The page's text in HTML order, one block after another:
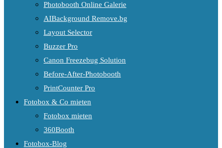
Photobooth Online Galerie
AIBackground Remove.bg
Layout Selector
Buzzer Pro
Canon Freezebug Solution
Before-After-Photobooth
PrintCounter Pro
Fotobox & Co mieten
Fotobox mieten
360Booth
Fotobox-Blog